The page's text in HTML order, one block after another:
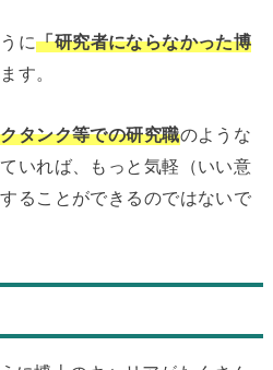
に「研究者にならなかった博
す。
タンク等での研究職のような
いれば、もっと気軽（いい意
ることができるのではないで